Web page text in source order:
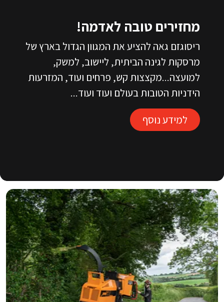
מחזירים טובה לאדמה!
ריסוגזם גאה להציע את המגוון הגדול בארץ של
מרסקות לגינה הביתית, ליישוב, למשק,
למועצה...מקצצות קש, פרחים ועוד, המזרעות
הידניות הטובות בעולם ועוד ועוד...
למידע נוסף